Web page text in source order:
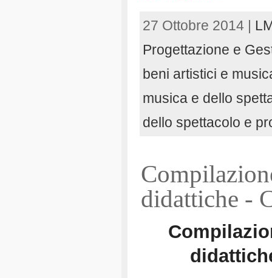
27 Ottobre 2014 |
Progettazione e
beni artistici e
musica e dello
dello spettacolo e
didattiche -